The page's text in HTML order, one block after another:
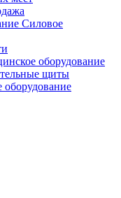
Силовое
оборудование
щиты
оборудование